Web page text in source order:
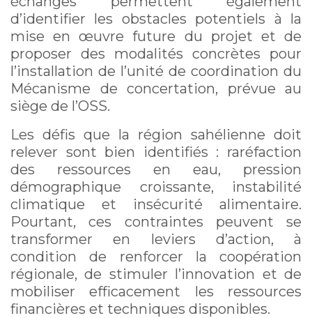
d’identifier les obstacles potentiels à la
mise en œuvre future du projet et de
proposer des modalités concrètes pour
l’installation de l’unité de coordination du
Mécanisme de concertation, prévue au
siège de l’OSS.
Les défis que la région sahélienne doit
relever sont bien identifiés : raréfaction
des ressources en eau, pression
démographique croissante, instabilité
climatique et insécurité alimentaire.
Pourtant, ces contraintes peuvent se
transformer en leviers d’action, à
condition de renforcer la coopération
régionale, de stimuler l’innovation et de
mobiliser efficacement les ressources
financières et techniques disponibles.